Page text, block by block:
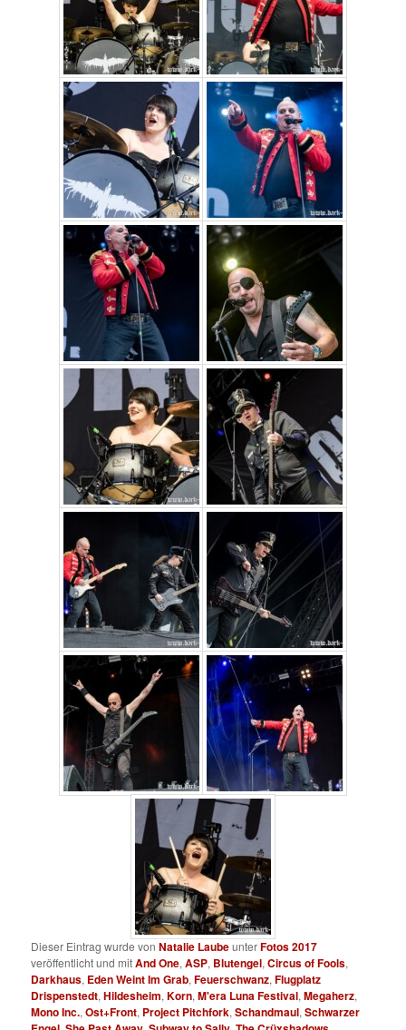
Dieser Eintrag wurde vonNatalie LaubeunterFotos 2017
veröffentlicht und mitAnd One,ASP, Blutengel,Circus of Fools,
Darkhaus, Eden Weint Im Grab,Feuerschwanz,Flugplatz
Drispenstedt,Hildesheim,Korn,M'era Luna Festival,Megaherz,
Mono Inc.,Ost+Front, Project Pitchfork,Schandmaul,Schwarzer